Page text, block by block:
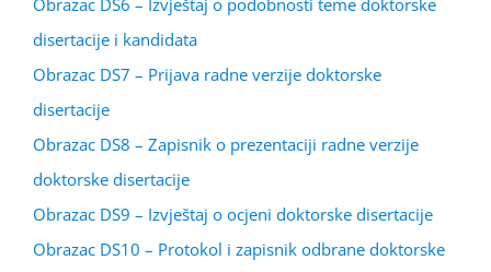
Obrazac DS6 – Izvještaj o podobnosti teme doktorske
disertacije i kandidata
Obrazac DS7 – Prijava radne verzije doktorske
disertacije
Obrazac DS8 – Zapisnik o prezentaciji radne verzije
doktorske disertacije
Obrazac DS9 – Izvještaj o ocjeni doktorske disertacije
Obrazac DS10 – Protokol i zapisnik odbrane doktorske